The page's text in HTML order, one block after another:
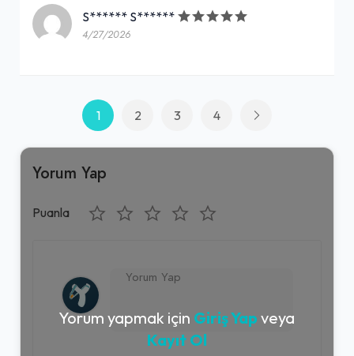
S****** S******
4/27/2026
1 2 3 4
Yorum Yap
Puanla
Yorum yapmak için Giriş Yap veya
Kayıt Ol